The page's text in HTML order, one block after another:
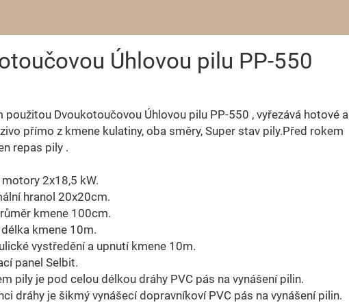
Úhlovou pilu PP-550
použitou Dvoukotoučovou Úhlovou pilu PP-550 , vyřezává hotové a
přímo z kmene kulatiny, oba směry, Super stav pily.Před rokem
repas pily .
motory 2x18,5 kW.
hranol 20x20cm.
kmene 100cm.
délka kmene 10m.
vystředění a upnutí kmene 10m.
panel Selbit.
pily je pod celou délkou dráhy PVC pás na vynášení pilin.
dráhy je šikmý vynášecí dopravníkoví PVC pás na vynášení pilin.